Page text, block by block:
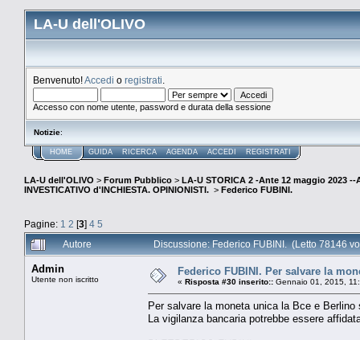
LA-U dell'OLIVO
Benvenuto!Accedi o registrati
Accesso con nome utente, password e durata della sessione
Notizie:
HOME GUIDA RICERCA AGENDA ACCEDI REGISTRATI
LA-U dell'OLIVO > Forum Pubblico > LA-U STORICA 2 -Ante 12 maggio 2023 --
INVESTICATIVO d'INCHIESTA. OPINIONISTI. > Federico FUBINI.
Pagine: 1 2 [3] 4 5
Autore
Discussione: Federico FUBINI. (Letto 78146
Admin
Utente non iscritto
Federico FUBINI. Per salvare la
« Risposta #30 inserito:: Gennaio 01, 2015,
Per salvare la moneta unica la Bce e
La vigilanza bancaria potrebbe essere